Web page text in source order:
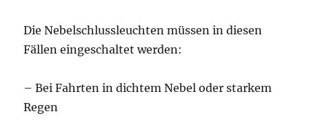
Die Nebelschlussleuchten müssen in diesen
Fällen eingeschaltet werden:
– Bei Fahrten in dichtem Nebel oder starkem
Regen